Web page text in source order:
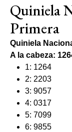
Quiniela
Primera
Quiniela
A la cabeza:
1: 1264
2: 2203
3: 9057
4: 0317
5: 7099
6: 9855